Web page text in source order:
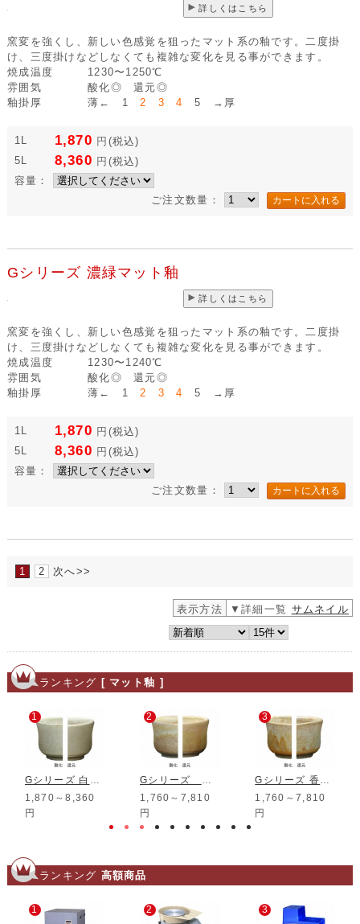
詳しくはこちら
窯変を強くし、新しい色感覚を狙ったマット系の釉です。二度掛
け、三度掛けなどしなくても複雑な変化を見る事ができます。
焼成温度
1230〜1250℃
雰囲気
酸化◎ 還元◎
釉掛厚
薄← 1 2 3 4 5 →厚
1L 1,870 円 (税込)
5L
8,360 円 (税込)
容量：
ご注文数量：
Gシリーズ 濃緑マット釉
詳しくはこちら
窯変を強くし、新しい色感覚を狙ったマット系の釉です。二度掛
け、三度掛けなどしなくても複雑な変化を見る事ができます。
焼成温度
1230〜1240℃
雰囲気
酸化◎ 還元◎
釉掛厚
薄← 1 2 3 4 5 →厚
1L 1,870 円 (税込)
5L
8,360 円 (税込)
容量：
ご注文数量：
1 2 次へ>>
表示方法 ▼詳細一覧 サムネイル
ランキング [ マット釉 ]
1
Gシリーズ 白練マット釉
1,870～8,360
円
2
Gシリーズ 薄卵流紋マット釉
1,760～7,810
円
3
Gシリーズ 香色流紋マット釉
1,760～7,810
円
ランキング 高額商品
1 2 3